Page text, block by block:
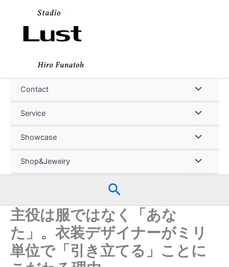
プ
Contact
Service
Showcase
Shop&Jeweiry
検
索
主役は服ではなく「あな
た」。衣装デザイナーがミリ
単位で「引き立てる」ことに